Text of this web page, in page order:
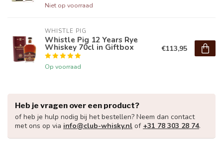
Niet op voorraad
WHISTLE PIG
Whistle Pig 12 Years Rye
Whiskey 70cl in Giftbox
Op voorraad
€113,95
Heb je vragen over een product?
of heb je hulp nodig bij het bestellen? Neem dan contact
met ons op via info@club-whisky.nl of +31 78 303 28 74.